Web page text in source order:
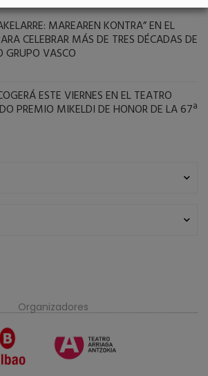
MAREAREN KONTRA” EN EL
CELEBRAR MÁS DE TRES DÉCADAS DE
GRUPO VASCO
ESTE VIERNES EN EL TEATRO
PREMIO MIKELDI DE HONOR DE LA 67ª
Organizadores